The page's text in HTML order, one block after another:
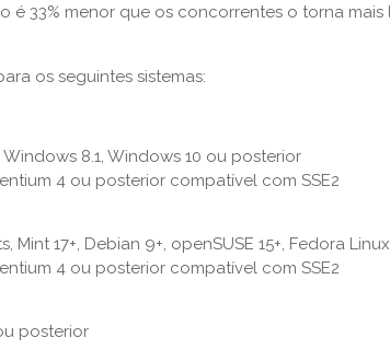
é 33% menor que os concorrentes o torna
os seguintes sistemas:
8.1, Windows 10 ou posterior
4 ou posterior compatível com SSE2
Mint 17+, Debian 9+, openSUSE 15+, Fedora
4 ou posterior compatível com SSE2
posterior